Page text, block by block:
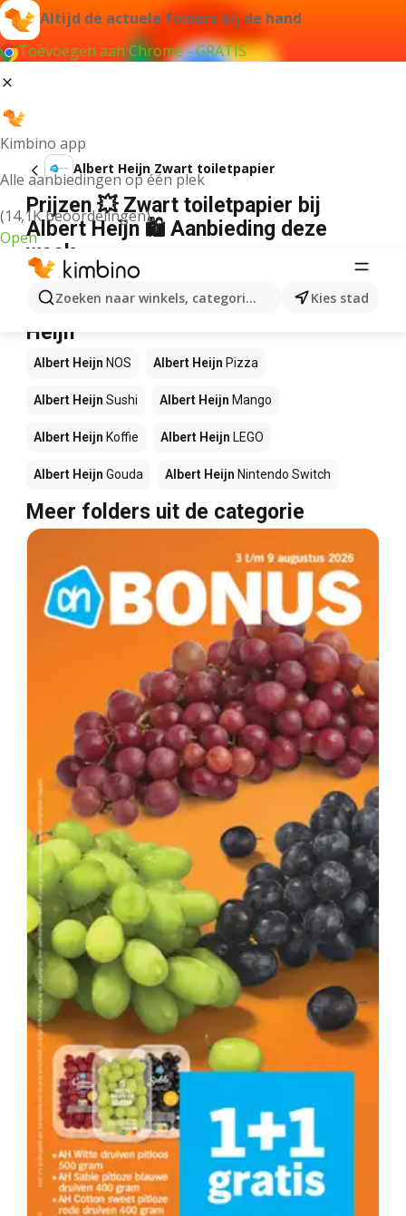
Altijd de actuele folders bij de hand
Toevoegen aan Chrome - GRATIS
Kimbino app
Alle aanbiedingen op één plek
(14,1K beoordelingen)
Open
Zoeken naar winkels, categorieën, producten...
Kies stad
Albert Heijn Zwart toiletpapier
Prijzen 💥 Zwart toiletpapier bij
Albert Heijn 🛍️ Aanbieding deze
week
Wij konden geen resultaten vinden voor die term.
Andere producten in winkels Albert
Heijn
Albert Heijn NOS Albert Heijn Pizza
Albert Heijn Sushi Albert Heijn Mango
Albert Heijn Koffie Albert Heijn LEGO
Albert Heijn Gouda Albert Heijn Nintendo Switch
Meer folders uit de categorie